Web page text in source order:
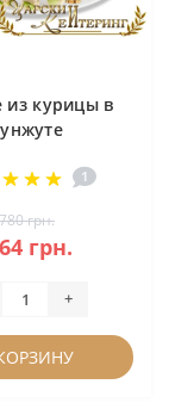
из курицы в
1
780 грн.
грн.
+